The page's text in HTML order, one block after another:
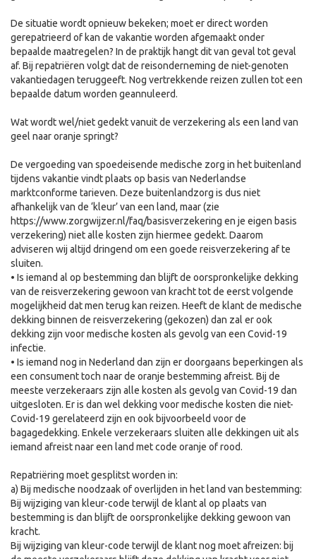
De situatie wordt opnieuw bekeken; moet er direct worden
gerepatrieerd of kan de vakantie worden afgemaakt onder
bepaalde maatregelen? In de praktijk hangt dit van geval tot geval
af. Bij repatriëren volgt dat de reisonderneming de niet-genoten
vakantiedagen teruggeeft. Nog vertrekkende reizen zullen tot een
bepaalde datum worden geannuleerd.
Wat wordt wel/niet gedekt vanuit de verzekering als een land van
geel naar oranje springt?
De vergoeding van spoedeisende medische zorg in het buitenland
tijdens vakantie vindt plaats op basis van Nederlandse
marktconforme tarieven. Deze buitenlandzorg is dus niet
afhankelijk van de ‘kleur’ van een land, maar (zie
https://www.zorgwijzer.nl/faq/basisverzekering en je eigen basis
verzekering) niet alle kosten zijn hiermee gedekt. Daarom
adviseren wij altijd dringend om een goede reisverzekering af te
sluiten.
• Is iemand al op bestemming dan blijft de oorspronkelijke dekking
van de reisverzekering gewoon van kracht tot de eerst volgende
mogelijkheid dat men terug kan reizen. Heeft de klant de medische
dekking binnen de reisverzekering (gekozen) dan zal er ook
dekking zijn voor medische kosten als gevolg van een Covid-19
infectie.
• Is iemand nog in Nederland dan zijn er doorgaans beperkingen als
een consument toch naar de oranje bestemming afreist. Bij de
meeste verzekeraars zijn alle kosten als gevolg van Covid-19 dan
uitgesloten. Er is dan wel dekking voor medische kosten die niet-
Covid-19 gerelateerd zijn en ook bijvoorbeeld voor de
bagagedekking. Enkele verzekeraars sluiten alle dekkingen uit als
iemand afreist naar een land met code oranje of rood.
Repatriëring moet gesplitst worden in:
a) Bij medische noodzaak of overlijden in het land van bestemming:
Bij wijziging van kleur-code terwijl de klant al op plaats van
bestemming is dan blijft de oorspronkelijke dekking gewoon van
kracht.
Bij wijziging van kleur-code terwijl de klant nog moet afreizen: bij